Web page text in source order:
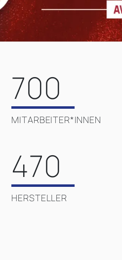
700
MITARBEITER*INNEN
470
HERSTELLER